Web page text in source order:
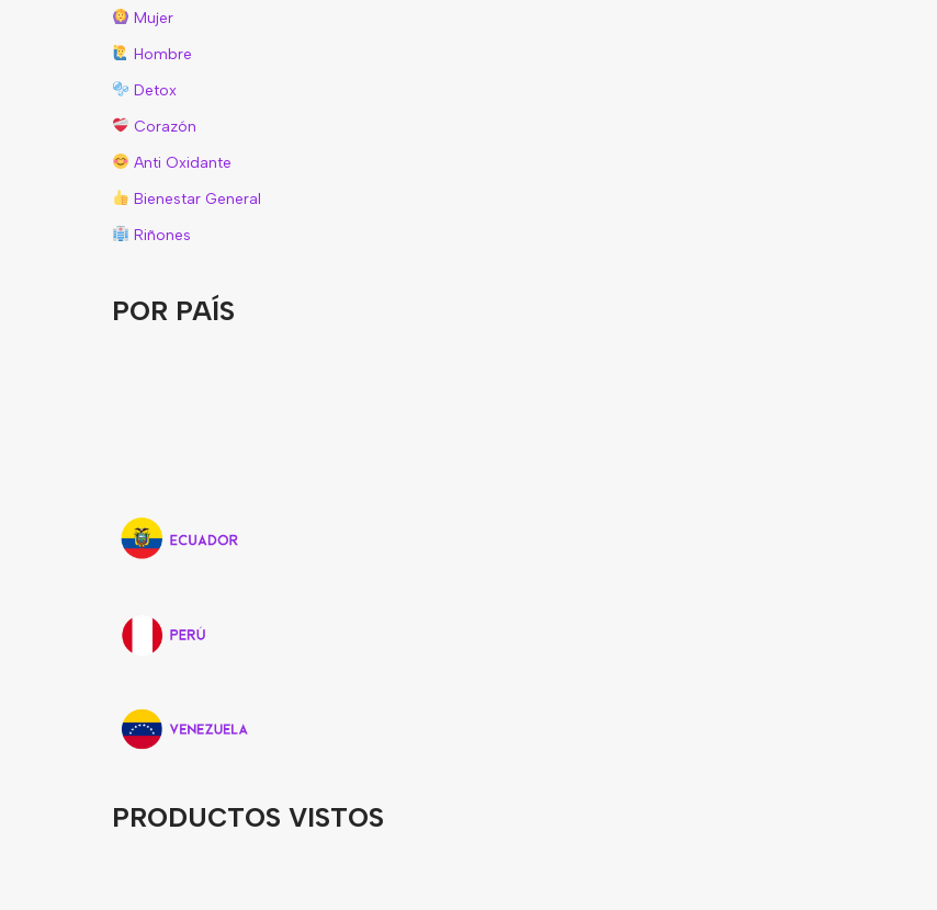
Mujer
Hombre
Detox
Corazón
Anti Oxidante
Bienestar General
Riñones
POR PAÍS
PRODUCTOS VISTOS